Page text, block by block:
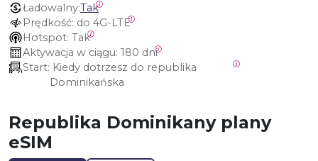
Ładowalny:Tak
Prędkość: do 4G-LTE
Hotspot: Tak
Aktywacja w ciągu: 180 dni
Start:
Dominikańska
Republika Dominikany plany
eSIM